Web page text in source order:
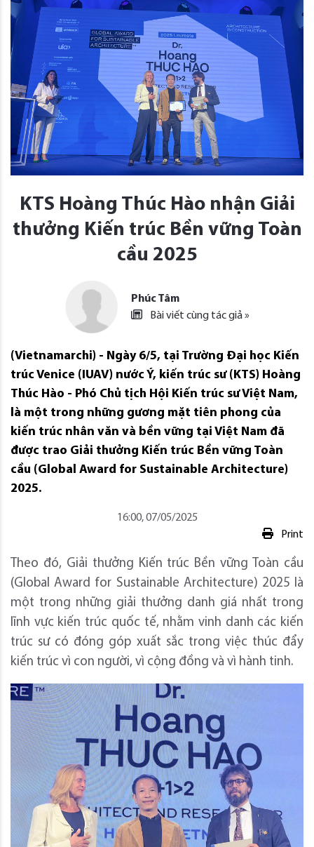
KTS Hoàng Thúc Hào nhận Giải
thưởng Kiến trúc Bền vững Toàn
cầu 2025
Phúc Tâm
Bài viết cùng tác giả »
(Vietnamarchi) - Ngày 6/5, tại Trường Đại học Kiến
trúc Venice (IUAV) nước Ý, kiến trúc sư (KTS) Hoàng
Thúc Hào - Phó Chủ tịch Hội Kiến trúc sư Việt Nam,
là một trong những gương mặt tiên phong của
kiến trúc nhân văn và bền vững tại Việt Nam đã
được trao Giải thưởng Kiến trúc Bền vững Toàn
cầu (Global Award for Sustainable Architecture)
2025.
16:00, 07/05/2025
Print
Theo đó, Giải thưởng Kiến trúc Bền vững Toàn cầu
(Global Award for Sustainable Architecture) 2025 là
một trong những giải thưởng danh giá nhất trong
lĩnh vực kiến trúc quốc tế, nhằm vinh danh các kiến
trúc sư có đóng góp xuất sắc trong việc thúc đẩy
kiến trúc vì con người, vì cộng đồng và vì hành tinh.